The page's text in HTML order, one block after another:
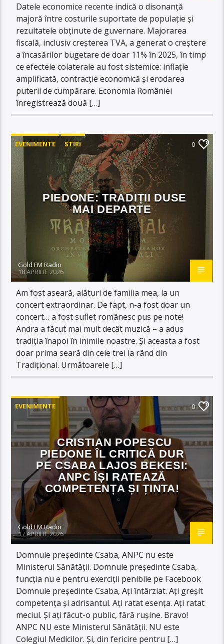
Datele economice recente indică o disonanță
majoră între costurile suportate de populație și
rezultatele obținute de guvernare. Majorarea
fiscală, inclusiv creșterea TVA, a generat o creștere
a încasărilor bugetare de doar 11% în 2025, în timp
ce efectele colaterale au fost sistemice: inflație
amplificată, contracție economică și erodarea
puterii de cumpărare. Economia României
înregistrează două […]
EVENIMENTE STIRI 0
PIEDONE: TRADIȚII DUSE
MAI DEPARTE
Gold FM Radio
18 APRILIE 2026
Am fost aseară, alături de familia mea, la un
concert extraordinar. De fapt, n-a fost doar un
concert… a fost suflet românesc pus pe note!
Andra a făcut mai mult decât muzică – a adus
tradiția înapoi în inimile noastre. Şi aceasta a fost
doar prima seară din cele trei la rând din
Tradițional. Următoarele […]
EVENIMENTE 0
CRISTIAN POPESCU
PIEDONE ÎL CRITICĂ DUR
PE CSABA LAJOS BEKESI:
ANPC ÎȘI RATEAZĂ
COMPETENȚA ȘI ȚINTA!
Gold FM Radio
17 APRILIE 2026
Domnule președinte Csaba, ANPC nu este
Ministerul Sănătății. Domnule președinte Csaba,
funcția nu e pentru exerciții penibile pe Facebook
Domnule președinte Csaba, Ați întârziat. Ați greșit
competența și adrisantul. Ați ratat esența. Ați ratat
meciul. Și ați făcut-o public, fără rușine. Bravo!
ANPC NU este Ministerul Sănătății. NU este
Colegiul Medicilor. Și, din fericire pentru […]